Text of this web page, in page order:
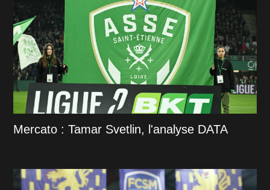
Mercato : Tamar Svetlin, l'analyse DATA